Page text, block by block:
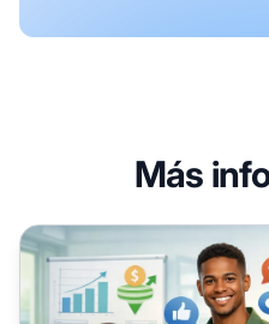
Más
Por qué las Buyer